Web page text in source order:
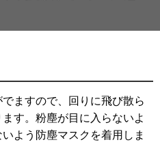
ますので、回りに飛び散ら
す。粉塵が目に入らないよ
よう防塵マスクを着用しま